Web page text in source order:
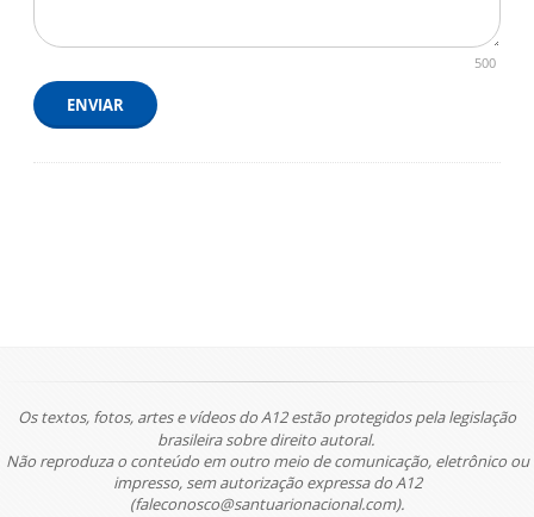
500
ENVIAR
Os textos, fotos, artes e vídeos do A12 estão protegidos pela legislação
brasileira sobre direito autoral.
Não reproduza o conteúdo em outro meio de comunicação, eletrônico ou
impresso, sem autorização expressa do A12
(faleconosco@santuarionacional.com).